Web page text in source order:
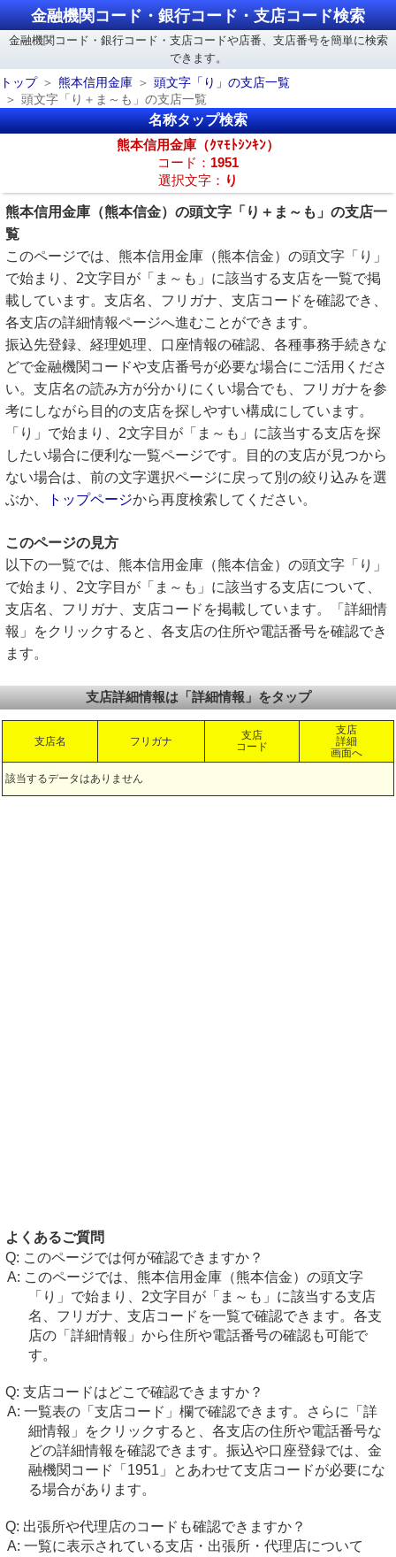
金融機関コード・銀行コード・支店コード検索
金融機関コード・銀行コード・支店コードや店番、支店番号を簡単に検索
できます。
トップ
熊本信用金庫
頭文字「り」の支店一覧
頭文字「り＋ま～も」の支店一覧
名称タップ検索
熊本信用金庫（ｸﾏﾓﾄｼﾝｷﾝ）
コード： 1951
選択文字： り
熊本信用金庫（熊本信金）の頭文字「り＋ま～も」の支店一
覧
このページでは、熊本信用金庫（熊本信金）の頭文字「り」
で始まり、2文字目が「ま～も」に該当する支店を一覧で掲
載しています。支店名、フリガナ、支店コードを確認でき、
各支店の詳細情報ページへ進むことができます。
振込先登録、経理処理、口座情報の確認、各種事務手続きな
どで金融機関コードや支店番号が必要な場合にご活用くださ
い。支店名の読み方が分かりにくい場合でも、フリガナを参
考にしながら目的の支店を探しやすい構成にしています。
「り」で始まり、2文字目が「ま～も」に該当する支店を探
したい場合に便利な一覧ページです。目的の支店が見つから
ない場合は、前の文字選択ページに戻って別の絞り込みを選
ぶか、
トップページから再度検索してください。
このページの見方
以下の一覧では、熊本信用金庫（熊本信金）の頭文字「り」
で始まり、2文字目が「ま～も」に該当する支店について、
支店名、フリガナ、支店コードを掲載しています。「詳細情
報」をクリックすると、各支店の住所や電話番号を確認でき
ます。
支店詳細情報は「詳細情報」をタップ
支店名 フリガナ
支店
コード
支店
詳細
画面へ
該当するデータはありません
よくあるご質問
このページでは何が確認できますか？
このページでは、熊本信用金庫（熊本信金）の頭文字
「り」で始まり、2文字目が「ま～も」に該当する支店
名、フリガナ、支店コードを一覧で確認できます。各支
店の「詳細情報」から住所や電話番号の確認も可能で
す。
支店コードはどこで確認できますか？
一覧表の「支店コード」欄で確認できます。さらに「詳
細情報」をクリックすると、各支店の住所や電話番号な
どの詳細情報を確認できます。振込や口座登録では、金
融機関コード「1951」とあわせて支店コードが必要にな
る場合があります。
出張所や代理店のコードも確認できますか？
一覧に表示されている支店・出張所・代理店について